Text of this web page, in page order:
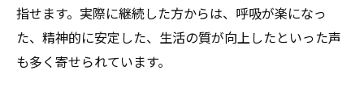
指せます。実際に継続した方からは、呼吸が楽になっ
た、精神的に安定した、生活の質が向上したといった声
も多く寄せられています。